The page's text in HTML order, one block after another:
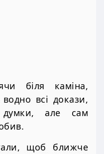
біля каміна,
всі докази,
думки, але сам
щоб ближче